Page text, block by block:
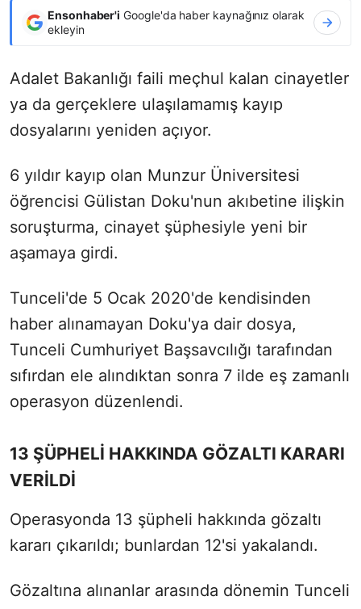
Ensonhaber'i Google'da haber kaynağınız olarak
ekleyin
Adalet Bakanlığı faili meçhul kalan cinayetler
ya da gerçeklere ulaşılamamış kayıp
dosyalarını yeniden açıyor.
6 yıldır kayıp olan Munzur Üniversitesi
öğrencisi Gülistan Doku'nun akıbetine ilişkin
soruşturma, cinayet şüphesiyle yeni bir
aşamaya girdi.
Tunceli'de 5 Ocak 2020'de kendisinden
haber alınamayan Doku'ya dair dosya,
Tunceli Cumhuriyet Başsavcılığı tarafından
sıfırdan ele alındıktan sonra 7 ilde eş zamanlı
operasyon düzenlendi.
13 ŞÜPHELİ HAKKINDA GÖZALTI KARARI
VERİLDİ
Operasyonda 13 şüpheli hakkında gözaltı
kararı çıkarıldı; bunlardan 12'si yakalandı.
Gözaltına alınanlar arasında dönemin Tunceli